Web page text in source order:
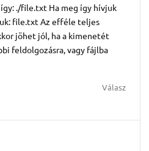
így: ./file.txt Ha meg így hívjuk
file.txt Az efféle teljes
jöhet jól, ha a kimenetét
feldolgozásra, vagy fájlba
Válasz